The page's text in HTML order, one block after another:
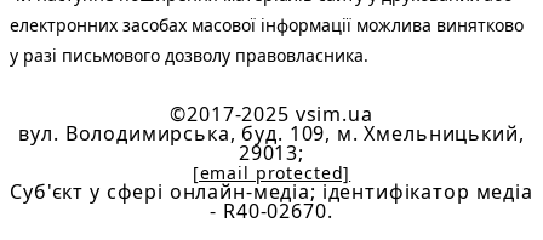
електронних засобах масової інформації можлива винятково
у разі письмового дозволу правовласника.
©2017-2025 vsim.ua
вул. Володимирська, буд. 109, м. Хмельницький,
29013;
[email protected]
Cуб'єкт у сфері онлайн-медіа; ідентифікатор медіа
- R40-02670.